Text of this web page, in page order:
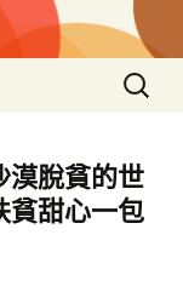
搜
尋
鍵
字:
漠脫貧的世
貧甜心一包